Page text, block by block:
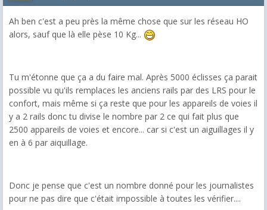
Ah ben c'est a peu près la même chose que sur les réseau HO
alors, sauf que là elle pèse 10 Kg...
Tu m'étonne que ça a du faire mal. Après 5000 éclisses ça parait
possible vu qu'ils remplaces les anciens rails par des LRS pour le
confort, mais même si ça reste que pour les appareils de voies il
y a 2 rails donc tu divise le nombre par 2 ce qui fait plus que
2500 appareils de voies et encore... car si c'est un aiguillages il y
en à 6 par aiquillage.
Donc je pense que c'est un nombre donné pour les journalistes
pour ne pas dire que c'était impossible à toutes les vérifier....